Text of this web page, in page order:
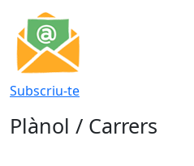
Subscriu-te
Plànol / Carrers